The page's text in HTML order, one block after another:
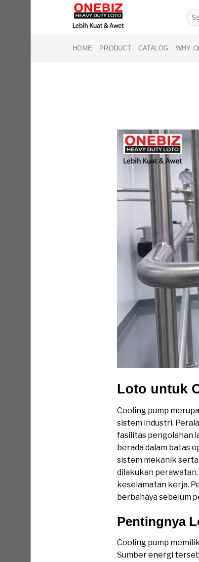
for:
HOME PRODUCT CATALOG WHY
Loto untuk
Cooling pump
sistem industri.
fasilitas pengolahan
berada dalam batas
sistem mekanik
dilakukan
keselamatan kerja.
berbahaya sebelum
Pentingnya
Cooling pump
Sumber energi